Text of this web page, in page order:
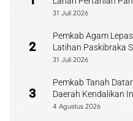
31 Juli 2026
2
Pemkab Agam
Latihan Paskibraka
31 Juli 2026
3
Pemkab Tanah
Daerah Kendalikan
4 Agustus 2026